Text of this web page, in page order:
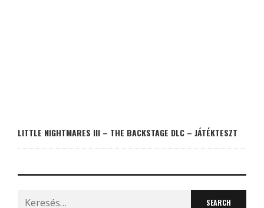
LITTLE NIGHTMARES III – THE BACKSTAGE DLC – JÁTÉKTESZT
Search